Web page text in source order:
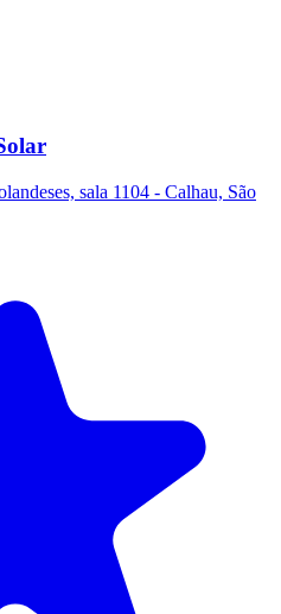
sala 1104 - Calhau, São